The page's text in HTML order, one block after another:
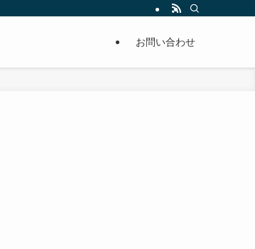
来るように分かりやすくまとめています。
お問い合わせ